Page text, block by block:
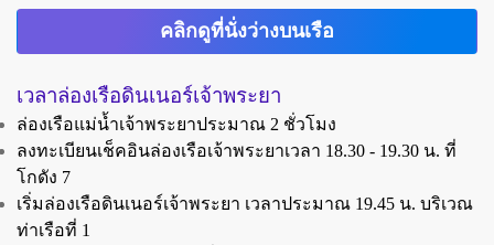
คลิกดูที่นั่งว่างบนเรือ
เวลาล่องเรือดินเนอร์เจ้าพระยา
ล่องเรือแม่น้ำเจ้าพระยาประมาณ 2 ชั่วโมง
ลงทะเบียนเช็คอินล่องเรือเจ้าพระยาเวลา 18.30 - 19.30 น. ที่
โกดัง 7
เริ่มล่องเรือดินเนอร์เจ้าพระยา เวลาประมาณ 19.45 น. บริเวณ
ท่าเรือที่ 1